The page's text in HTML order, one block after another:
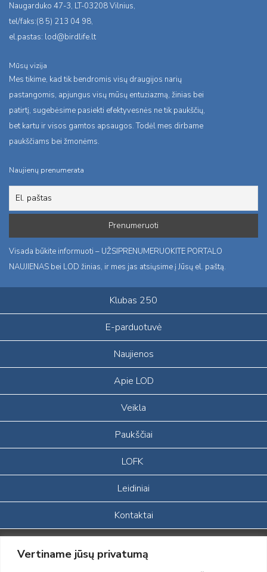
Vertiname jūsų privatumą
Naugarduko 47-3, LT-03208 Vilnius,
tel/faks:(8 5) 213 04 98,
el.pastas: lod@birdlife.lt
Mūsų vizija
Mes tikime, kad tik bendromis visų draugijos narių
pastangomis, apjungus visų mūsų entuziazmą, žinias bei
patirtį, sugebėsime pasiekti efektyvesnės ne tik paukščių,
bet kartu ir visos gamtos apsaugos. Todėl mes dirbame
paukščiams bei žmonėms.
Naujienų prenumerata
Visada būkite informuoti – UŽSIPRENUMERUOKITE PORTALO
NAUJIENAS bei LOD žinias, ir mes jas atsiųsime į Jūsų el. paštą.
Klubas 250
E-parduotuvė
Naujienos
Apie LOD
Veikla
Paukščiai
LOFK
Leidiniai
Kontaktai
Portalas sukurtas įgyvendinant Lietuvos Respublikos, Europos
ekonominės erdvės ir Norvegijos finansinių mechanizmų iš dalies